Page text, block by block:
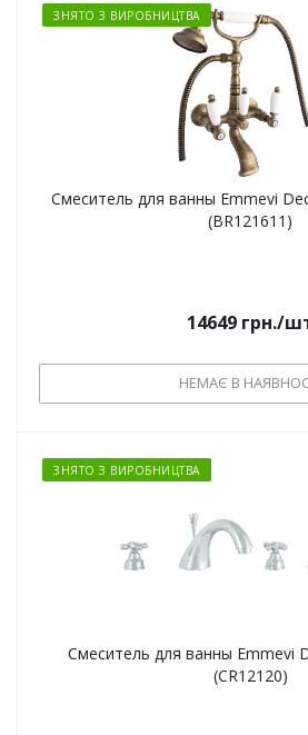
ЗНЯТО З ВИРОБНИЦТВА
Смеситель для ванны Emmevi
(BR121611)
14649 грн./
НЕМАЄ В
ЗНЯТО З ВИРОБНИЦТВА
Смеситель для ванны Emmevi
(СR12120)